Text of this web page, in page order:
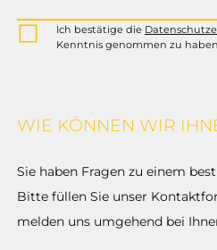
Ich bestätige die
Kenntnis genommen zu
WIE KÖNNEN WIR
Sie haben Fragen zu einem
Bitte füllen Sie unser
melden uns umgehend bei